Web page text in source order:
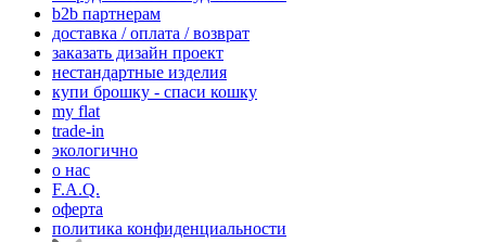
b2b партнерам
доставка / оплата / возврат
заказать дизайн проект
нестандартные изделия
купи брошку - спаси кошку
my flat
trade-in
экологично
о нас
F.A.Q.
оферта
политика конфиденциальности